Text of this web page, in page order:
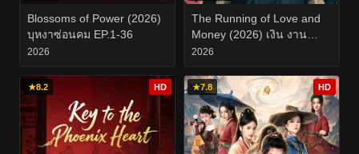
Blossoms of Power (2026)
บุหงาซ่อนคม EP.1-36
2026
The Running of Love and
Money (2026) เงิน งาน
ความรัก EP.1-19
2026
★8.2 HD ★7.8 HD